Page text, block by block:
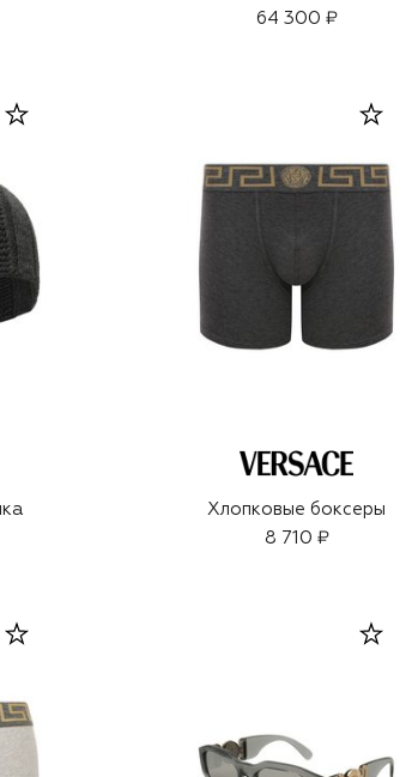
64 300 ₽
Хлопковые боксеры
8 710 ₽